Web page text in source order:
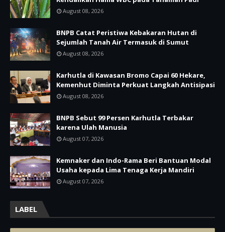
August 08, 2026
BNPB Catat Peristiwa Kebakaran Hutan di
Sejumlah Tanah Air Termasuk di Sumut
August 08, 2026
Karhutla di Kawasan Bromo Capai 60 Hekare,
Kemenhut Diminta Perkuat Langkah Antisipasi
August 08, 2026
BNPB Sebut 99 Persen Karhutla Terbakar
karena Ulah Manusia
August 07, 2026
Kemnaker dan Indo-Rama Beri Bantuan Modal
Usaha kepada Lima Tenaga Kerja Mandiri
August 07, 2026
LABEL